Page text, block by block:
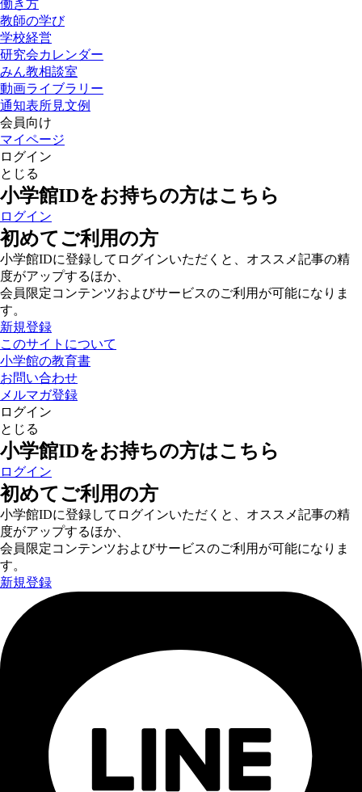
働き方
教師の学び
学校経営
研究会カレンダー
みん教相談室
動画ライブラリー
通知表所見文例
会員向け
マイページ
ログイン
とじる
小学館IDをお持ちの方はこちら
ログイン
初めてご利用の方
小学館IDに登録してログインいただくと、オススメ記事の精
度がアップするほか、
会員限定コンテンツおよびサービスのご利用が可能になりま
す。
新規登録
このサイトについて
小学館の教育書
お問い合わせ
メルマガ登録
ログイン
とじる
小学館IDをお持ちの方はこちら
ログイン
初めてご利用の方
小学館IDに登録してログインいただくと、オススメ記事の精
度がアップするほか、
会員限定コンテンツおよびサービスのご利用が可能になりま
す。
新規登録